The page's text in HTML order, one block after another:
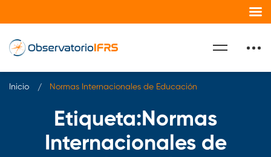
Etiqueta:Normas
Internacionales de
Inicio Normas Internacionales de Educación